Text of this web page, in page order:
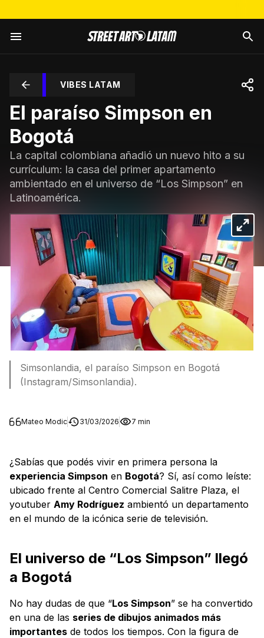
VIBES LATAM
El paraíso Simpson en
Bogotá
La capital colombiana añadió un nuevo hito a su
currículum: la casa del primer apartamento
ambientado en el universo de “Los Simpson” en
Latinoamérica.
Simsonlandia, el paraíso Simpson en Bogotá
(Instagram/Simsonlandia).
Mateo Modic 31/03/2026 7 min
¿Sabías que podés vivir en primera persona la
experiencia Simpson en Bogotá? Sí, así como leíste:
ubicado frente al Centro Comercial Salitre Plaza, el
youtuber Amy Rodríguez ambientó un departamento
en el mundo de la icónica serie de televisión.
El universo de “Los Simpson” llegó
a Bogotá
No hay dudas de que “Los Simpson” se ha convertido
en una de las series de dibujos animados más
importantes de todos los tiempos. Con la figura de